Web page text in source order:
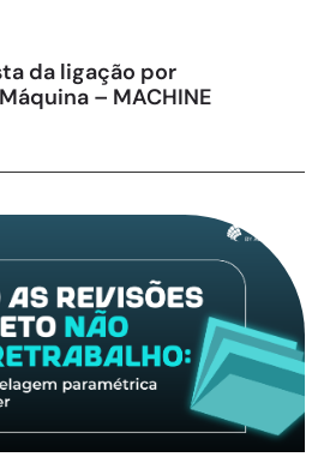
da ligação por
– MACHINE